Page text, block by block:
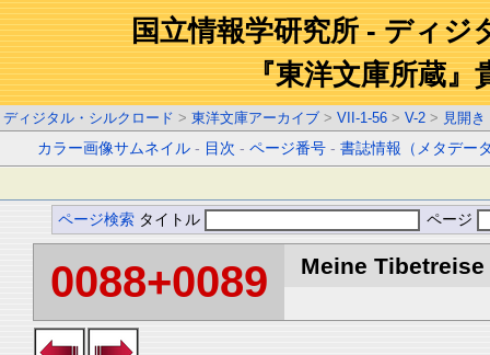
国立情報学研究所 - ディジ
『東洋文庫所蔵』
ディジタル・シルクロード > 東洋文庫アーカイブ > VII-1-56 > V-2 > 見開き
カラー画像サムネイル - 目次 -ページ番号 -書誌情報（メタデー
ページ検索 タイトル ページ
0088+0089 Meine